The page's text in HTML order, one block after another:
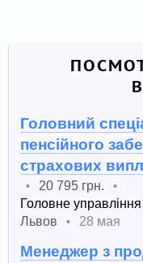
Головний
пенсійного
страхових
• 20 795 грн. •
Головне
Львов
• 28 мая
Менеджер з